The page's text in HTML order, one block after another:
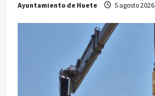
Ayuntamiento de Huete 5 agosto 2026